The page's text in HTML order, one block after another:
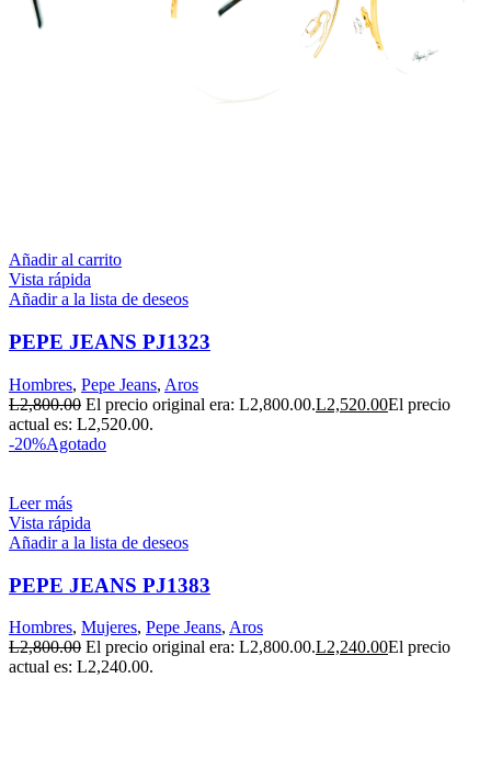
Añadir al carrito
Vista rápida
Añadir a la lista de deseos
PEPE JEANS PJ1323
Hombres, Pepe Jeans, Aros
L2,800.00 El precio original era: L2,800.00.L2,520.00El precio
actual es: L2,520.00.
-20%Agotado
Leer más
Vista rápida
Añadir a la lista de deseos
PEPE JEANS PJ1383
Hombres, Mujeres, Pepe Jeans, Aros
L2,800.00 El precio original era: L2,800.00.L2,240.00El precio
actual es: L2,240.00.